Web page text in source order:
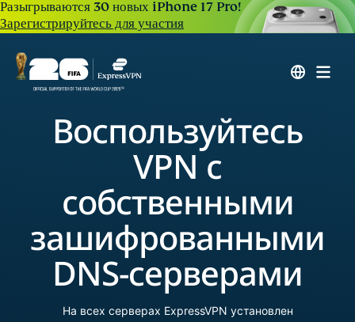
Разыгрываются 30 новых iPhone 17 Pro!
Зарегистрируйтесь для участия
Воспользуйтесь
VPN c
cобственными
зашифрованными
DNS-серверами
На всех серверах ExpressVPN установлен